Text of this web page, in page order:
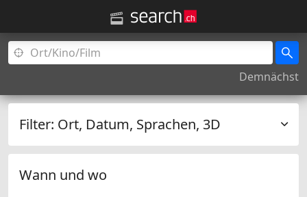
Demnächst
Filter: Ort, Datum, Sprachen, 3D
Wann und wo